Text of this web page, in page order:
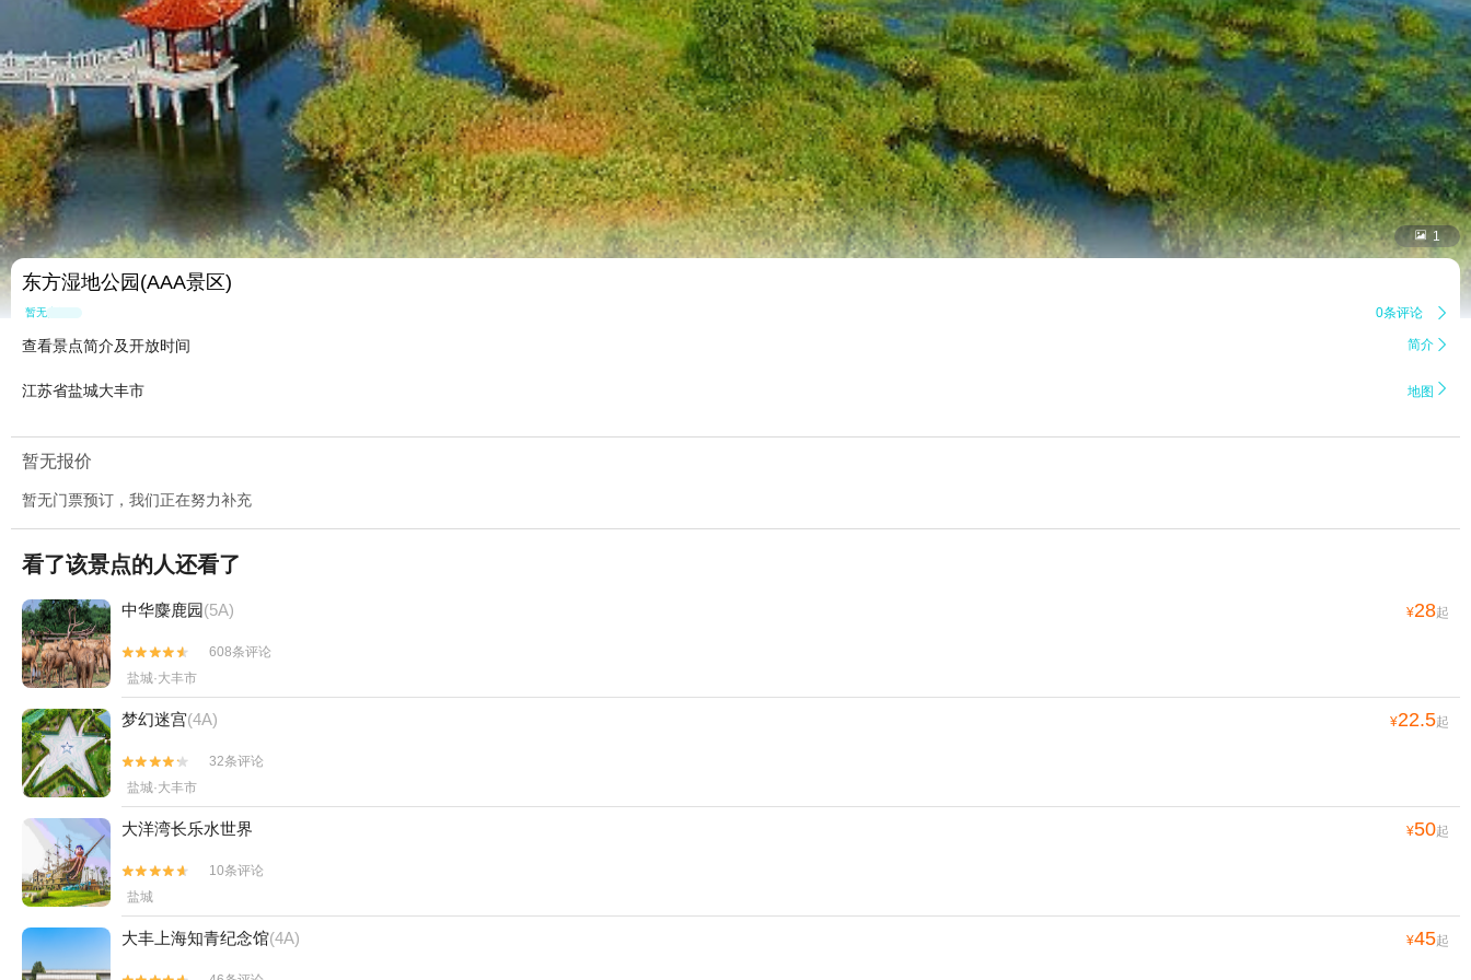
 1
东方湿地公园(AAA景区)
暂无点评 0条评论 
查看景点简介及开放时间 简介 
江苏省盐城大丰市 地图 
暂无报价
暂无门票预订，我们正在努力补充
看了该景点的人还看了
中华麋鹿园(5A) ¥28起


608条评论
盐城·大丰市
梦幻迷宫(4A) ¥22.5起


32条评论
盐城·大丰市
大洋湾长乐水世界 ¥50起


10条评论
盐城
大丰上海知青纪念馆(4A) ¥45起